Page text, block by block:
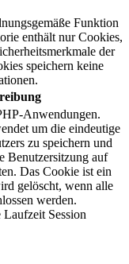
Funktion
enthält nur Cookies,
der
speichern keine
Anwendungen.
um die eindeutige
zu speichern und
Benutzersitzung auf
Das Cookie ist ein
gelöscht, wenn alle
werden.
Laufzeit Session